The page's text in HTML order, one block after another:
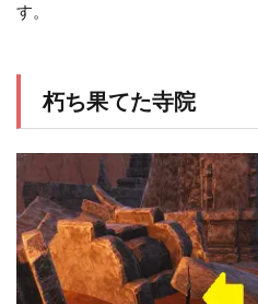
す。
朽ち果てた寺院